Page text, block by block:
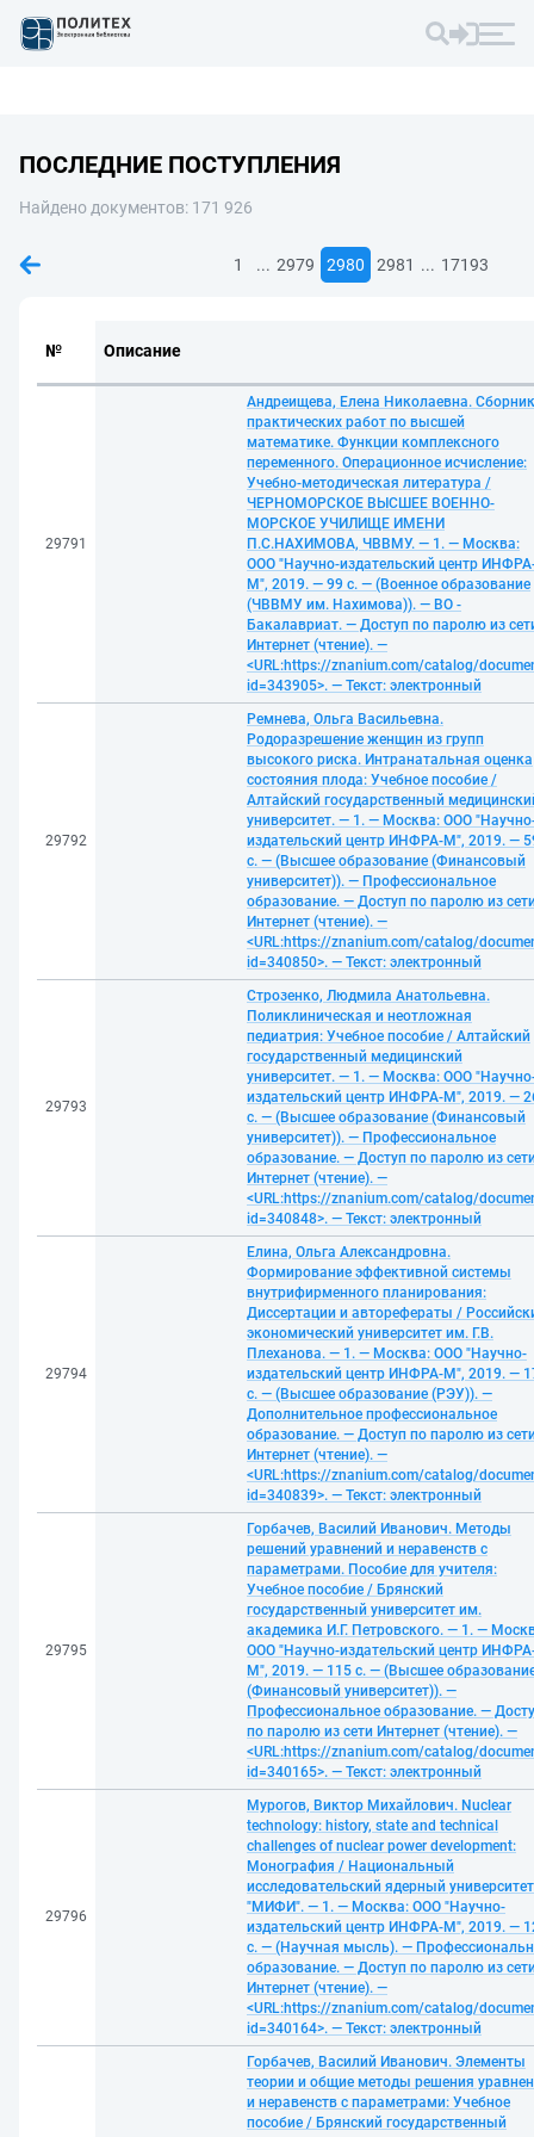
ПОСЛЕДНИЕ ПОСТУПЛЕНИЯ
Найдено документов: 171 926
1 ... 2979 2980 2981 ... 17193
№ Описание
29791
Андреищева, Елена Николаевна. Сборник
практических работ по высшей
математике. Функции комплексного
переменного. Операционное исчисление:
Учебно-методическая литература /
ЧЕРНОМОРСКОЕ ВЫСШЕЕ ВОЕННО-
МОРСКОЕ УЧИЛИЩЕ ИМЕНИ
П.С.НАХИМОВА, ЧВВМУ. — 1. — Москва:
ООО "Научно-издательский центр
М", 2019. — 99 с. — (Военное образование
(ЧВВМУ им. Нахимова)). — ВО -
Бакалавриат. — Доступ по паролю из
Интернет (чтение). —
<URL:https://znanium.com/catalog/
id=343905>. — Текст: электронный
29792
Ремнева, Ольга Васильевна.
Родоразрешение женщин из групп
высокого риска. Интранатальная оценка
состояния плода: Учебное пособие /
Алтайский государственный
университет. — 1. — Москва: ООО
издательский центр ИНФРА-М", 2019. —
с. — (Высшее образование (Финансовый
университет)). — Профессиональное
образование. — Доступ по паролю из
Интернет (чтение). —
<URL:https://znanium.com/catalog/
id=340850>. — Текст: электронный
29793
Строзенко, Людмила Анатольевна.
Поликлиническая и неотложная
педиатрия: Учебное пособие / Алтайский
государственный медицинский
университет. — 1. — Москва: ООО
издательский центр ИНФРА-М", 2019. —
с. — (Высшее образование (Финансовый
университет)). — Профессиональное
образование. — Доступ по паролю из
Интернет (чтение). —
<URL:https://znanium.com/catalog/
id=340848>. — Текст: электронный
29794
Елина, Ольга Александровна.
Формирование эффективной системы
внутрифирменного планирования:
Диссертации и авторефераты /
экономический университет им. Г.В.
Плеханова. — 1. — Москва: ООО "Научно-
издательский центр ИНФРА-М", 2019. —
с. — (Высшее образование (РЭУ)). —
Дополнительное профессиональное
образование. — Доступ по паролю из
Интернет (чтение). —
<URL:https://znanium.com/catalog/
id=340839>. — Текст: электронный
29795
Горбачев, Василий Иванович. Методы
решений уравнений и неравенств с
параметрами. Пособие для учителя:
Учебное пособие / Брянский
государственный университет им.
академика И.Г. Петровского. — 1. —
ООО "Научно-издательский центр
М", 2019. — 115 с. — (Высшее
(Финансовый университет)). —
Профессиональное образование. —
по паролю из сети Интернет (чтение). —
<URL:https://znanium.com/catalog/
id=340165>. — Текст: электронный
29796
Мурогов, Виктор Михайлович. Nuclear
technology: history, state and technical
challenges of nuclear power development:
Монография / Национальный
исследовательский ядерный университет
"МИФИ". — 1. — Москва: ООО "Научно-
издательский центр ИНФРА-М", 2019. —
с. — (Научная мысль). —
образование. — Доступ по паролю из
Интернет (чтение). —
<URL:https://znanium.com/catalog/
id=340164>. — Текст: электронный
Горбачев, Василий Иванович. Элементы
теории и общие методы решения
и неравенств с параметрами: Учебное
пособие / Брянский государственный